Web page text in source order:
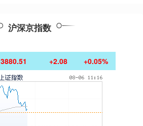
沪深京指数
3880.51 +2.08 +0.05%